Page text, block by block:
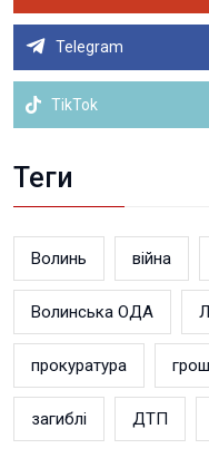
Telegram
TikTok
Теги
Волинь війна
Волинська ОДА
прокуратура
загиблі ДТП